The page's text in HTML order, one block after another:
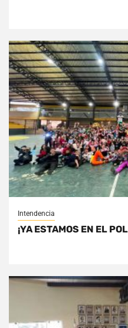
Intendencia
¡YA ESTAMOS EN EL